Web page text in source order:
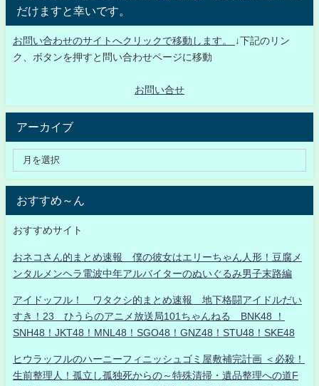
だけますと幸いです。
お問い合わせのサイトへクリックで移動します。
↓下記のリン
ク、ボタンを押すと問い合わせページに移動
お問い合せ
アーカイブ
おすすめ～ん
おすすめサイト
おネコさん的まとめ速報 僕の彼女はエリーちゃん人形！豆腐メ
ンタルメンヘラ電波中年アルバイターのぬいぐるみ男子末路編
アイドッフル！ ワタクシ的まとめ速報 地下格闘アイドルだい
すき！23 ひうらのアニメ放送局101ちゃんねる BNK48 ！
SNH48！JKT48！MNL48！SGO48！GNZ48！STU48！SKE48
ヒウラッフルのハーニーフィニッシュゴミ屋敷補完計画 ＜必殺！
生前整理人！孤立し孤独死からの～特殊清掃・遺品整理への道F